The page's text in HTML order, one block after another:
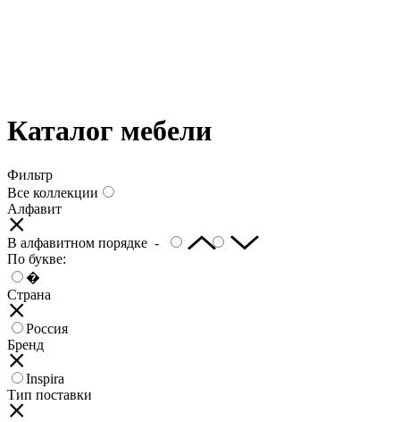
Каталог мебели
Фильтр
Все коллекции
Алфавит
В алфавитном порядке -
По букве:
�
Страна
Россия
Бренд
Inspira
Тип поставки